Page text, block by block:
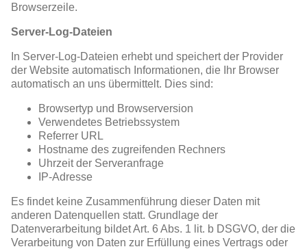
Browserzeile.
Server-Log-Dateien
In Server-Log-Dateien erhebt und speichert der Provider
der Website automatisch Informationen, die Ihr Browser
automatisch an uns übermittelt. Dies sind:
Browsertyp und Browserversion
Verwendetes Betriebssystem
Referrer URL
Hostname des zugreifenden Rechners
Uhrzeit der Serveranfrage
IP-Adresse
Es findet keine Zusammenführung dieser Daten mit
anderen Datenquellen statt. Grundlage der
Datenverarbeitung bildet Art. 6 Abs. 1 lit. b DSGVO, der die
Verarbeitung von Daten zur Erfüllung eines Vertrags oder